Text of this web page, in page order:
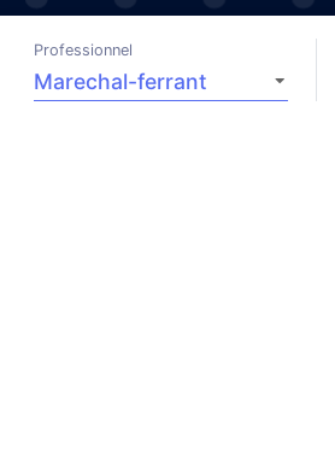
Professionnel